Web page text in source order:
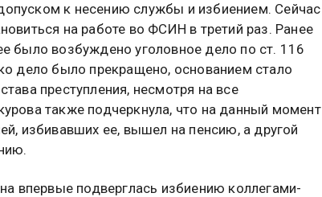
к несению службы и избиением. Сейчас
на работе во ФСИН в третий раз. Ранее
было возбуждено уголовное дело по ст. 116
дело было прекращено, основанием стало
преступления, несмотря на все
также подчеркнула, что на данный момент
избивавших ее, вышел на пенсию, а другой
впервые подверглась избиению коллегами-